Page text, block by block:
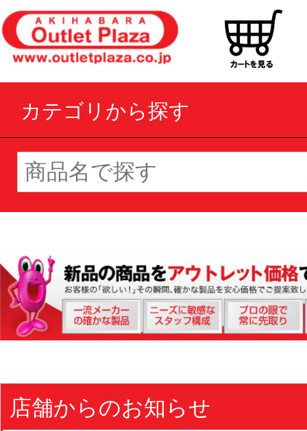
カテゴリから探す
店舗からのお知らせ